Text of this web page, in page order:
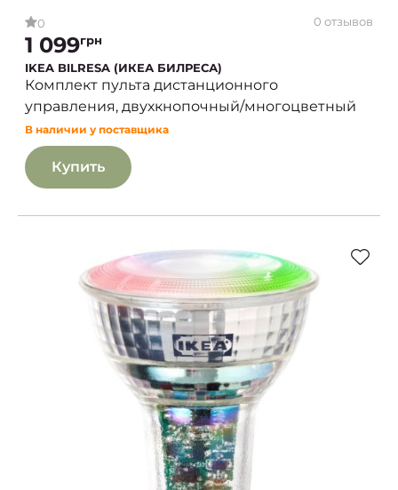
0 0 отзывов
1 099грн
IKEA BILRESA (ИКЕА БИЛРЕСА)
Комплект пульта дистанционного
управления, двухкнопочный/многоцветный
В наличии у поставщика
Купить